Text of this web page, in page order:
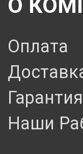
О
Оплата
Гарантия
Наши